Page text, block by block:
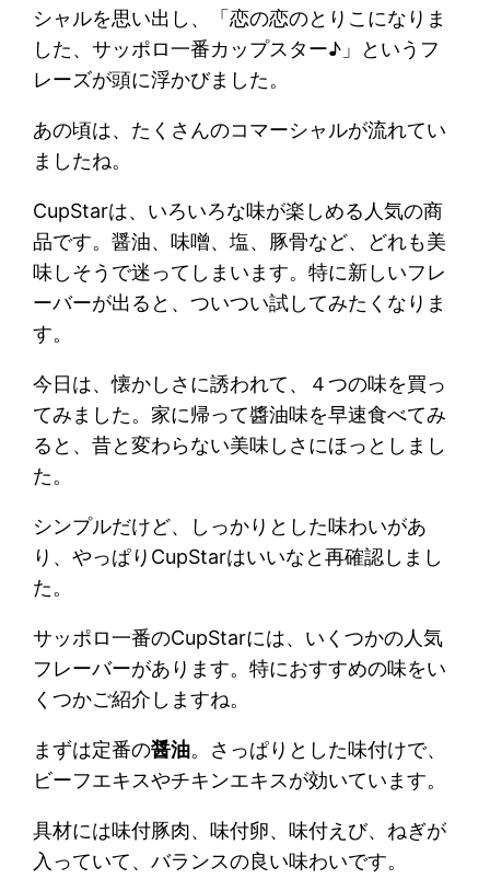
シャルを思い出し、「恋の恋のとりこになりま
した、サッポロ一番カップスター♪」というフ
レーズが頭に浮かびました。
あの頃は、たくさんのコマーシャルが流れてい
ましたね。
CupStarは、いろいろな味が楽しめる人気の商
品です。醤油、味噌、塩、豚骨など、どれも美
味しそうで迷ってしまいます。特に新しいフレ
ーバーが出ると、ついつい試してみたくなりま
す。
今日は、懐かしさに誘われて、４つの味を買っ
てみました。家に帰って醬油味を早速食べてみ
ると、昔と変わらない美味しさにほっとしまし
た。
シンプルだけど、しっかりとした味わいがあ
り、やっぱりCupStarはいいなと再確認しまし
た。
サッポロ一番のCupStarには、いくつかの人気
フレーバーがあります。特におすすめの味をい
くつかご紹介しますね。
まずは定番の醤油。さっぱりとした味付けで、
ビーフエキスやチキンエキスが効いています。
具材には味付豚肉、味付卵、味付えび、ねぎが
入っていて、バランスの良い味わいです。